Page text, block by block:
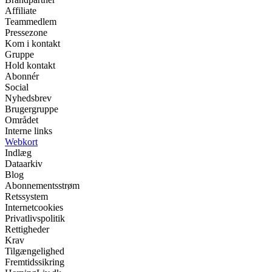
Affiliate
Teammedlem
Pressezone
Kom i kontakt
Gruppe
Hold kontakt
Abonnér
Social
Nyhedsbrev
Brugergruppe
Området
Interne links
Webkort
Indlæg
Dataarkiv
Blog
Abonnementsstrøm
Retssystem
Internetcookies
Privatlivspolitik
Rettigheder
Krav
Tilgængelighed
Fremtidssikring